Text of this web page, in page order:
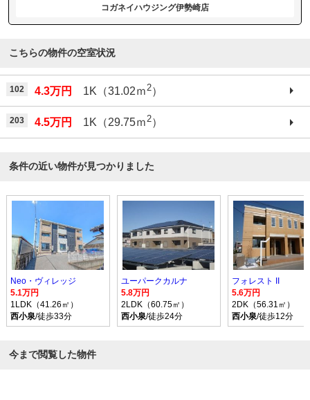
コガネイハウジング伊勢崎店
こちらの物件の空室状況
102 4.3万円 1K（31.02ｍ2）
203 4.5万円 1K（29.75ｍ2）
条件の近い物件が見つかりました
Neo・ヴィレッジ
5.1万円
1LDK（41.26㎡）
西小泉/徒歩33分
ユーパークカルナ
5.8万円
2LDK（60.75㎡）
西小泉/徒歩24分
フォレスト II
5.6万円
2DK（56.31㎡）
西小泉/徒歩12分
今まで閲覧した物件